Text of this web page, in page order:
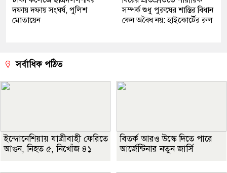
দফায় দফায় সংঘর্ষ, পুলিশ
মোতায়েন
সম্পর্ক শুধু পুরুষের শাস্তির বিধান
কেন অবৈধ নয়: হাইকোর্টের রুল
সর্বাধিক পঠিত
ইন্দোনেশিয়ায় যাত্রীবাহী ফেরিতে
আগুন, নিহত ৫, নিখোঁজ ৪১
বিতর্ক আরও উস্কে দিতে পারে
আর্জেন্টিনার নতুন জার্সি